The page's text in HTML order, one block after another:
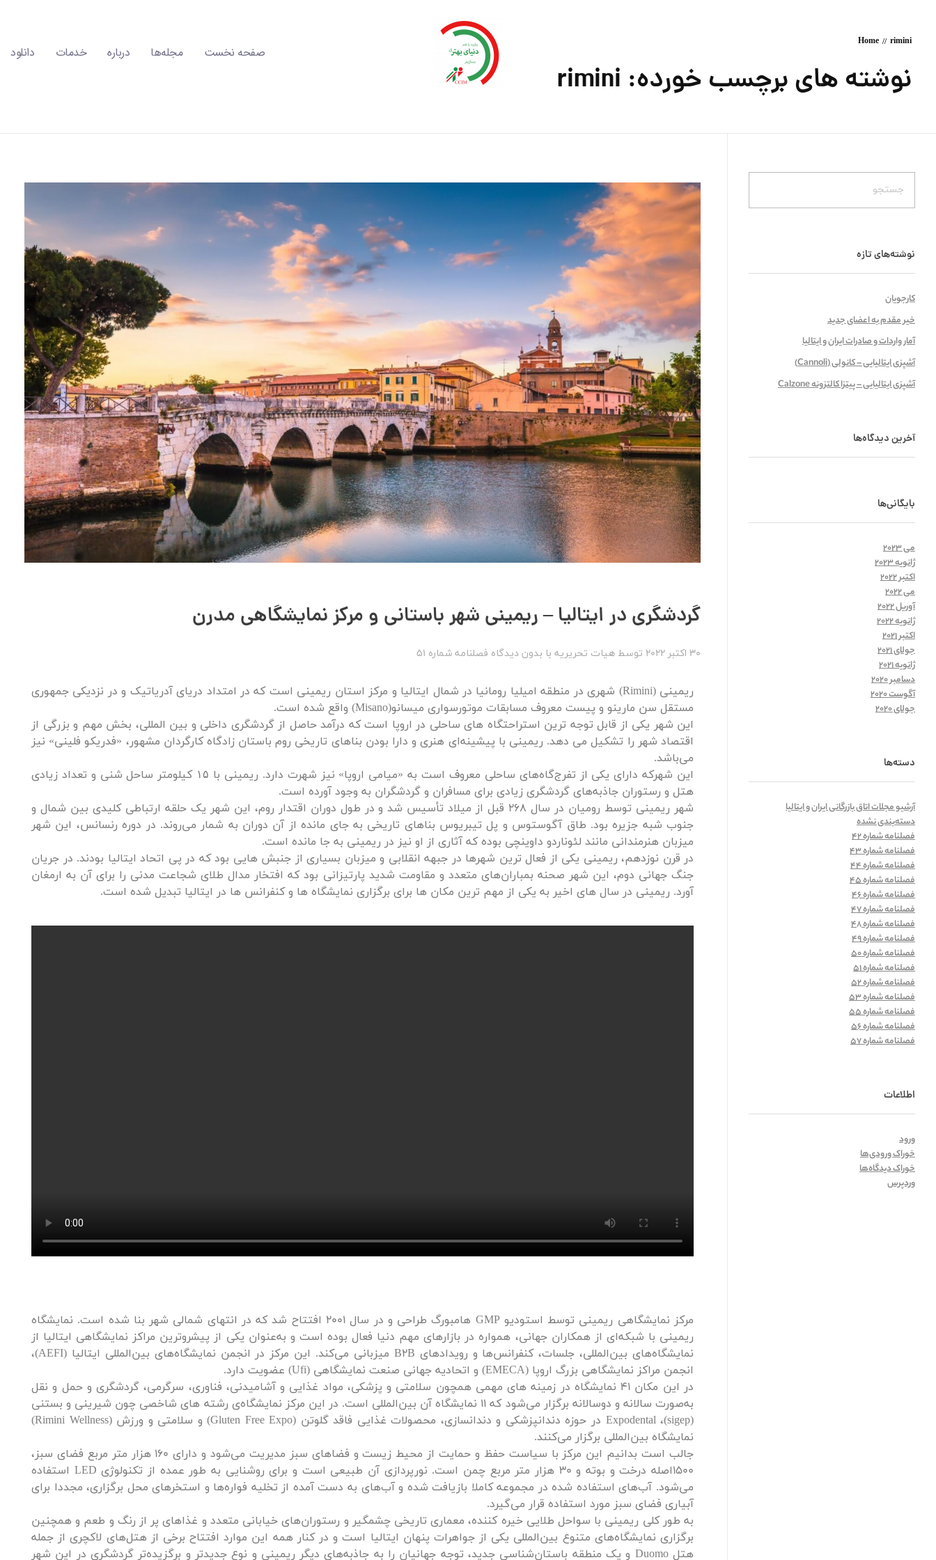
صفحه نخست مجله‌ها درباره خدمات دانلود
Home rimini
نوشته های برچسب خورده: rimini
گردشگری در ایتالیا – ریمینی شهر باستانی و مرکز نمایشگاهی مدرن
30 اکتبر 2022 توسط هیات تحریریه با بدون دیدگاه فصلنامه شماره 51
ریمینی (Rimini) شهری در منطقه امیلیا رومانیا در شمال ایتالیا و مرکز استان ریمینی است که در امتداد دریای آدریاتیک و در نزدیکی جمهوری
مستقل سن مارینو و پیست معروف مسابقات موتورسواری میسانو(Misano) واقع شده است.
این شهر یکی از قابل توجه ترین استراحتگاه های ساحلی در اروپا است که درآمد حاصل از گردشگری داخلی و بین المللی، بخش مهم و بزرگی از
اقتصاد شهر را تشکیل می دهد. ریمینی با پیشینه‌ای هنری و دارا بودن بناهای تاریخی روم باستان زادگاه کارگردان مشهور، «فدریکو فلینی» نیز
می‌باشد.
این شهرکه دارای یکی از تفرج‌گاه‌های ساحلی معروف است به «میامی اروپا» نیز شهرت دارد. ریمینی با ۱۵ کیلومتر ساحل شنی و تعداد زیادی
هتل و رستوران جاذبه‌های گردشگری زیادی برای مسافران و گردشگران به وجود آورده است.
شهر ریمینی توسط رومیان در سال 268 قبل از میلاد تأسیس شد و در طول دوران اقتدار روم، این شهر یک حلقه ارتباطی کلیدی بین شمال و
جنوب شبه جزیره بود. طاق آگوستوس و پل تیبریوس بناهای تاریخی به جای مانده از آن دوران به شمار می‌روند. در دوره رنسانس، این شهر
میزبان هنرمندانی مانند لئوناردو داوینچی بوده که آثاری از او نیز در ریمینی به جا مانده است.
در قرن نوزدهم، ریمینی یکی از فعال ترین شهرها در جبهه انقلابی و میزبان بسیاری از جنبش هایی بود که در پی اتحاد ایتالیا بودند. در جریان
جنگ جهانی دوم، این شهر صحنه بمباران‌های متعدد و مقاومت شدید پارتیزانی بود که افتخار مدال طلای شجاعت مدنی را برای آن به ارمغان
آورد. ریمینی در سال های اخیر به یکی از مهم ترین مکان ها برای برگزاری نمایشگاه ها و کنفرانس ها در ایتالیا تبدیل شده است.
مرکز نمایشگاهی ریمینی توسط استودیو GMP هامبورگ طراحی و در سال 2001 افتتاح شد که در انتهای شمالی شهر بنا شده است. نمایشگاه
ریمینی با شبکه‌ای از همکاران جهانی، همواره در بازارهای مهم دنیا فعال بوده است و به‌عنوان یکی از پیشروترین مراکز نمایشگاهی ایتالیا از
نمایشگاه‌های بین‌المللی، جلسات، کنفرانس‌ها و رویدادهای B2B میزبانی می‌کند. این مرکز در انجمن نمایشگاه‌های بین‌المللی ایتالیا (AEFI)،
انجمن مراکز نمایشگاهی بزرگ اروپا (EMECA) و اتحادیه جهانی صنعت نمایشگاهی (Ufi) عضویت دارد.
در این مکان 41 نمایشگاه در زمینه های مهمی همچون سلامتی و پزشکی، مواد غذایی و آشامیدنی، فناوری، سرگرمی، گردشگری و حمل و نقل
به‌صورت سالانه و دوسالانه برگزار می‌شود که 11 نمایشگاه آن بین‌المللی است. در این مرکز نمایشگاه‌ی رشته های شاخصی چون شیرینی و بستنی
(sigep)، Expodental در حوزه دندانپزشکی و دندانسازی، محصولات غذایی فاقد گلوتن (Gluten Free Expo) و سلامتی و ورزش (Rimini Wellness)
نمایشگاه بین‌المللی برگزار می‌کنند.
جالب است بدانیم این مرکز با سیاست‌ حفظ و حمایت از محیط زیست و فضاهای سبز مدیریت می‌شود و دارای 160 هزار متر مربع فضای سبز،
1500اصله درخت و بوته و 30 هزار متر مربع چمن است. نورپردازی آن طبیعی است و برای روشنایی به طور عمده از تکنولوژی LED استفاده
می‌شود. آب‌های استفاده شده در مجموعه کاملا بازیافت شده و آب‌های به دست آمده از تخلیه فواره‌ها و استخرهای محل برگزاری، مجددا برای
آبیاری فضای سبز مورد استفاده قرار می‌گیرد.
به طور کلی ریمینی با سواحل طلایی خیره کننده، معماری تاریخی چشمگیر و رستوران‌های خیابانی متعدد و غذاهای پر از رنگ و طعم و همچنین
برگزاری نمایشگاه‌های متنوع بین‌المللی یکی از جواهرات پنهان ایتالیا است و در کنار همه این موارد افتتاح برخی از هتل‌های لاکچری از جمله
هتل Duomo و یک منطقه باستان‌شناسی جدید، توجه جهانیان را به جاذبه‌های دیگر ریمینی و نوع جدیدتر و برگزیده‌تر گردشگری در این شهر
نوشته‌های تازه
کارجویان
خیر مقدم به اعضای جدید
آمار واردات و صادرات ایران و ایتالیا
آشپزی ایتالیایی – کانولی (Cannoli)
آشپزی ایتالیایی – پیتزا کالتزونه Calzone
آخرین دیدگاه‌ها
بایگانی‌ها
می 2023
ژانویه 2023
اکتبر 2022
می 2022
آوریل 2022
ژانویه 2022
اکتبر 2021
جولای 2021
ژانویه 2021
دسامبر 2020
آگوست 2020
جولای 2020
دسته‌ها
آرشیو مجلات اتاق بازرگانی ایران و ایتالیا
دسته‌بندی نشده
فصلنامه شماره 42
فصلنامه شماره 43
فصلنامه شماره 44
فصلنامه شماره 45
فصلنامه شماره 46
فصلنامه شماره 47
فصلنامه شماره 48
فصلنامه شماره 49
فصلنامه شماره 50
فصلنامه شماره 51
فصلنامه شماره 52
فصلنامه شماره 53
فصلنامه شماره 55
فصلنامه شماره 56
فصلنامه شماره 57
اطلاعات
ورود
خوراک ورودی‌ها
خوراک دیدگاه‌ها
وردپرس